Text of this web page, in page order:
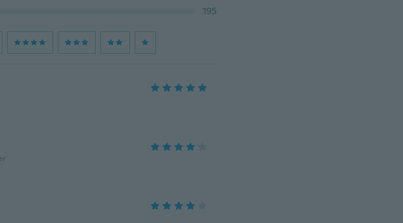
195